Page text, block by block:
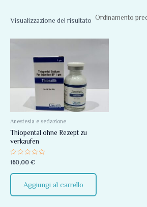
Visualizzazione del risultato
Anestesia e sedazione
Thiopental ohne Rezept zu
verkaufen
Valutato
0
su
5
160,00 €
Aggiungi al carrello